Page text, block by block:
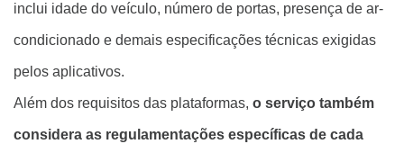
inclui idade do veículo, número de portas, presença de ar-
condicionado e demais especificações técnicas exigidas
pelos aplicativos.
Além dos requisitos das plataformas, o serviço também
considera as regulamentações específicas de cada